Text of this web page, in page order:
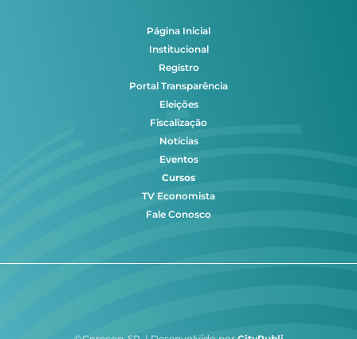
Página Inicial
Institucional
Registro
Portal Transparência
Eleições
Fiscalização
Notícias
Eventos
Cursos
TV Economista
Fale Conosco